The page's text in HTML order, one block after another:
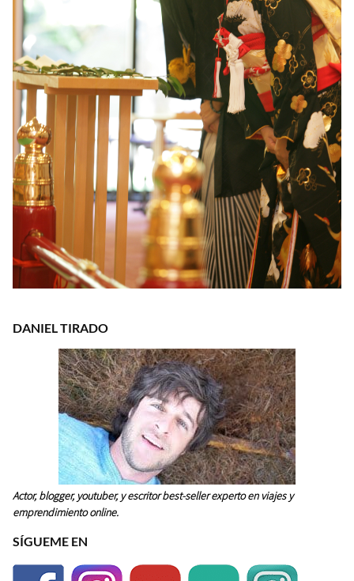
DANIEL TIRADO
Actor, blogger, youtuber, y escritor best-seller experto en viajes y
emprendimiento online.
SÍGUEME EN